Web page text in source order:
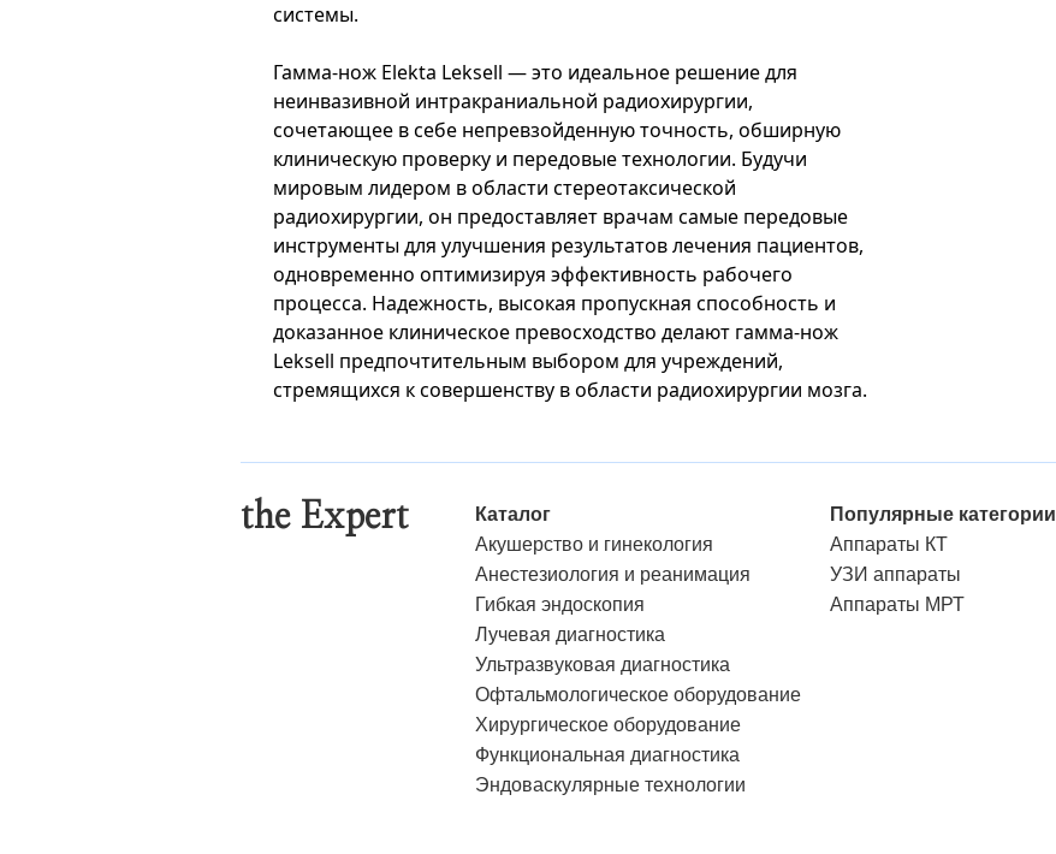
системы.
Гамма-нож Elekta Leksell — это идеальное решение для
неинвазивной интракраниальной радиохирургии,
сочетающее в себе непревзойденную точность, обширную
клиническую проверку и передовые технологии. Будучи
мировым лидером в области стереотаксической
радиохирургии, он предоставляет врачам самые передовые
инструменты для улучшения результатов лечения пациентов,
одновременно оптимизируя эффективность рабочего
процесса. Надежность, высокая пропускная способность и
доказанное клиническое превосходство делают гамма-нож
Leksell предпочтительным выбором для учреждений,
стремящихся к совершенству в области радиохирургии мозга.
the Expert
Каталог
Акушерство и гинекология
Анестезиология и реанимация
Гибкая эндоскопия
Лучевая диагностика
Ультразвуковая диагностика
Офтальмологическое оборудование
Хирургическое оборудование
Функциональная диагностика
Эндоваскулярные технологии
Популярные категории
Аппараты КТ
УЗИ аппараты
Аппараты МРТ